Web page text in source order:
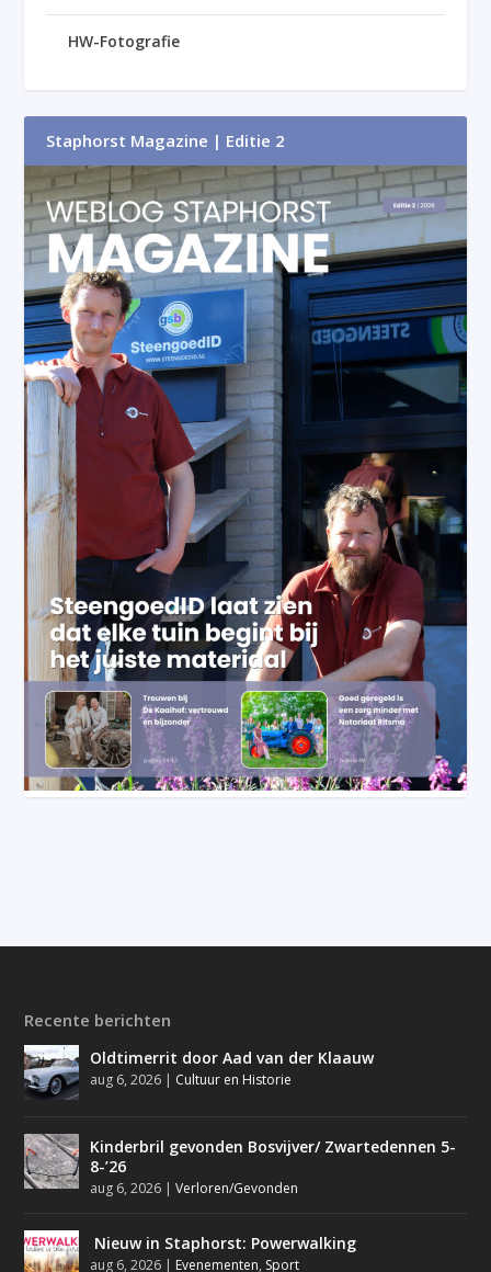
HW-Fotografie
Staphorst Magazine | Editie 2
Recente berichten
Oldtimerrit door Aad van der Klaauw
aug 6, 2026 Cultuur en Historie
Kinderbril gevonden Bosvijver/ Zwartedennen 5-
8-’26
aug 6, 2026 |Verloren/Gevonden
Nieuw in Staphorst: Powerwalking
aug 6, 2026 Evenementen, Sport